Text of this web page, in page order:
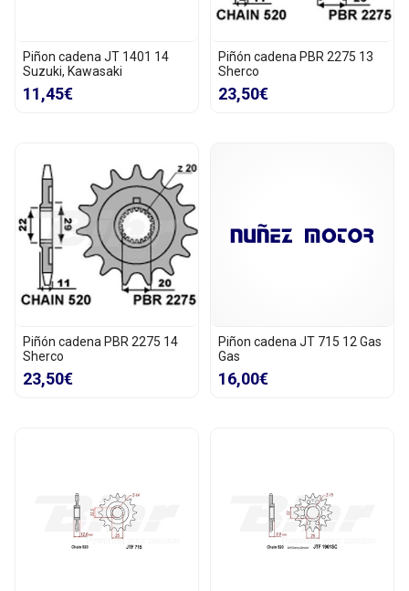
Piñon cadena JT 1401 14
Suzuki, Kawasaki
11,45€
Piñón cadena PBR 2275 13
Sherco
23,50€
Piñón cadena PBR 2275 14
Sherco
23,50€
Piñon cadena JT 715 12 Gas
Gas
16,00€